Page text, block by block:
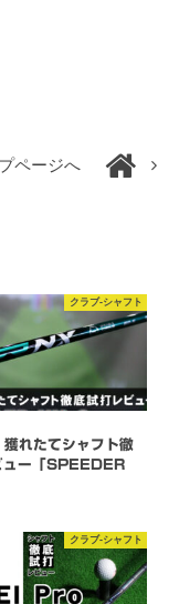
ページへ
クラブ-シャフト
れたてシャフト徹
ュー「SPEEDER
クラブ-シャフト